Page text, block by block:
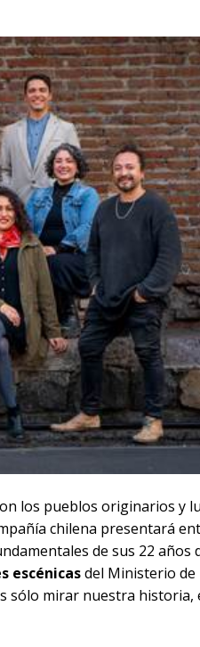
los pueblos originarios y
chilena presentará
de sus 22 años
escénicasdel Ministerio de
sólo mirar nuestra historia,